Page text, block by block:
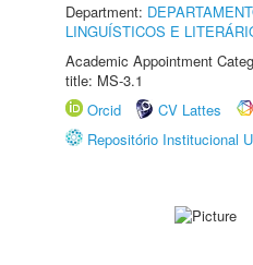
Department:
LINGUÍSTICOS E
Academic Appointment
title: MS-3.1
Orcid
CV Lattes
Repositório Institucional